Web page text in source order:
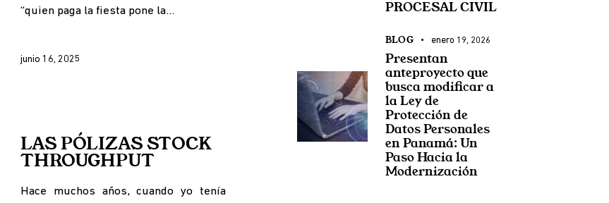
“quien paga la fiesta pone la…
junio 16, 2025
LAS PÓLIZAS STOCK
THROUGHPUT
Hace muchos años, cuando yo tenía
PROCESAL CIVIL
BLOG enero 19, 2026
Presentan
anteproyecto que
busca modificar a
la Ley de
Protección de
Datos Personales
en Panamá: Un
Paso Hacia la
Modernización